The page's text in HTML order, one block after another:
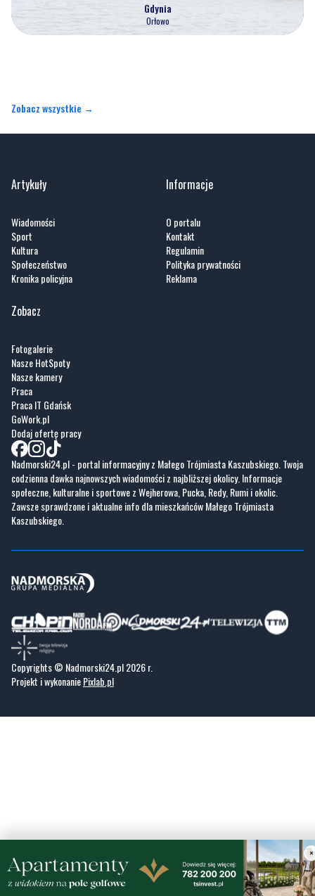
Gdynia
Orłowo
Zobacz wszystkie →
Artykuły
Wiadomości
Sport
Kultura
Społeczeństwo
Kronika policyjna
Informacje
O portalu
Kontakt
Regulamin
Polityka prywatności
Reklama
Zobacz
Fotogalerie
Nasze HotSpoty
Nasze kamery
Praca
Praca IT Gdańsk
GoWork.pl
Dodaj ofertę pracy
Nadmorski24.pl - portal informacyjny z Małego Trójmiasta Kaszubskiego. Twoja
codzienna dawka najnowszych wiadomości z najbliższej okolicy. Informacje
społeczne, kulturalne i sportowe z Wejherowa, Pucka, Redy, Rumi i okolic.
Zawsze sprawdzone i aktualne info dla mieszkańców Małego Trójmiasta
Kaszubskiego.
Copyrights © Nadmorski24.pl 2026 r.
Projekt i wykonaniePixlab.pl
×